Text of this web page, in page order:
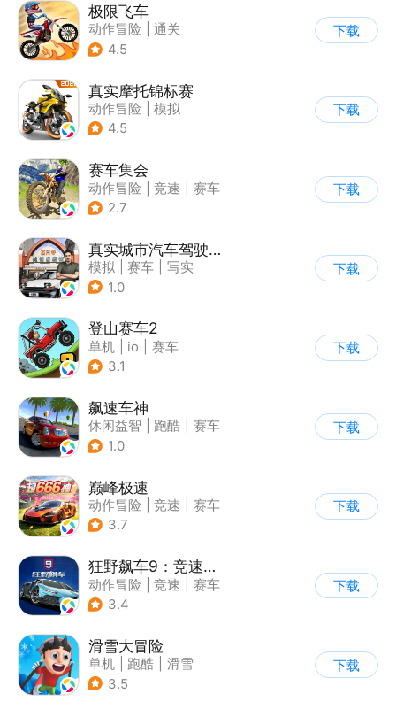
极限飞车
动作冒险
通关
| 摩托车
4.5
下载
真实摩托锦标赛
动作冒险
模拟
| 摩托车
4.5
下载
赛车集会
动作冒险 竞速
赛车
| 写实
2.7
下载
真实城市汽车驾驶3D
模拟 赛车
写实
| 收集
1.0
下载
登山赛车2
单机 io
赛车
| 欧美风
3.1
下载
飙速车神
休闲益智 跑酷
赛车
| 漂移
1.0
下载
巅峰极速
动作冒险 竞速
赛车
| 漂移
3.7
下载
狂野飙车9：竞速传奇
动作冒险 竞速
赛车
| 狂野飙车
3.4
下载
滑雪大冒险
单机 跑酷
滑雪
| 游道易
3.5
下载